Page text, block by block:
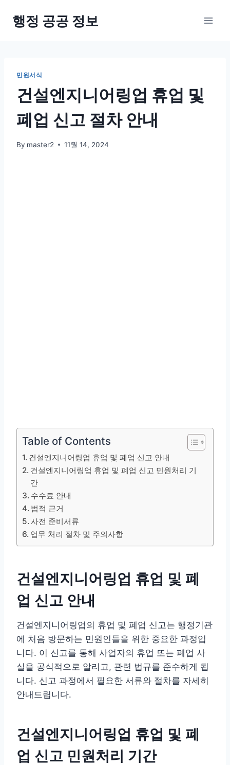
행정 공공 정보
민원서식
건설엔지니어링업 휴업 및
폐업 신고 절차 안내
By master2 11월 14, 2024
Table of Contents
건설엔지니어링업 휴업 및 폐업 신고 안내
건설엔지니어링업 휴업 및 폐업 신고 민원처리 기
간
수수료 안내
법적 근거
사전 준비서류
업무 처리 절차 및 주의사항
건설엔지니어링업 휴업 및 폐
업 신고 안내
건설엔지니어링업의 휴업 및 폐업 신고는 행정기관
에 처음 방문하는 민원인들을 위한 중요한 과정입
니다. 이 신고를 통해 사업자의 휴업 또는 폐업 사
실을 공식적으로 알리고, 관련 법규를 준수하게 됩
니다. 신고 과정에서 필요한 서류와 절차를 자세히
안내드립니다.
건설엔지니어링업 휴업 및 폐
업 신고 민원처리 기간